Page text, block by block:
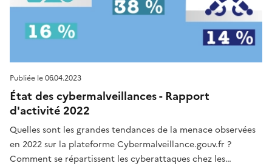
Publiée le06.04.2023
État des cybermalveillances - Rapport
d'activité 2022
Quelles sont les grandes tendances de la menace observées
en 2022 sur la plateforme Cybermalveillance.gouv.fr ?
Comment se répartissent les cyberattaques chez les